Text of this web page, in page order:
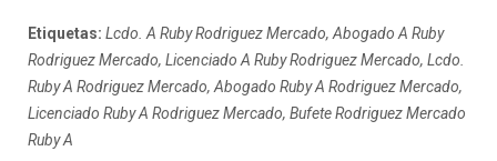
Etiquetas: Lcdo. A Ruby Rodriguez Mercado, Abogado A Ruby
Rodriguez Mercado, Licenciado A Ruby Rodriguez Mercado, Lcdo.
Ruby A Rodriguez Mercado, Abogado Ruby A Rodriguez Mercado,
Licenciado Ruby A Rodriguez Mercado, Bufete Rodriguez Mercado
Ruby A